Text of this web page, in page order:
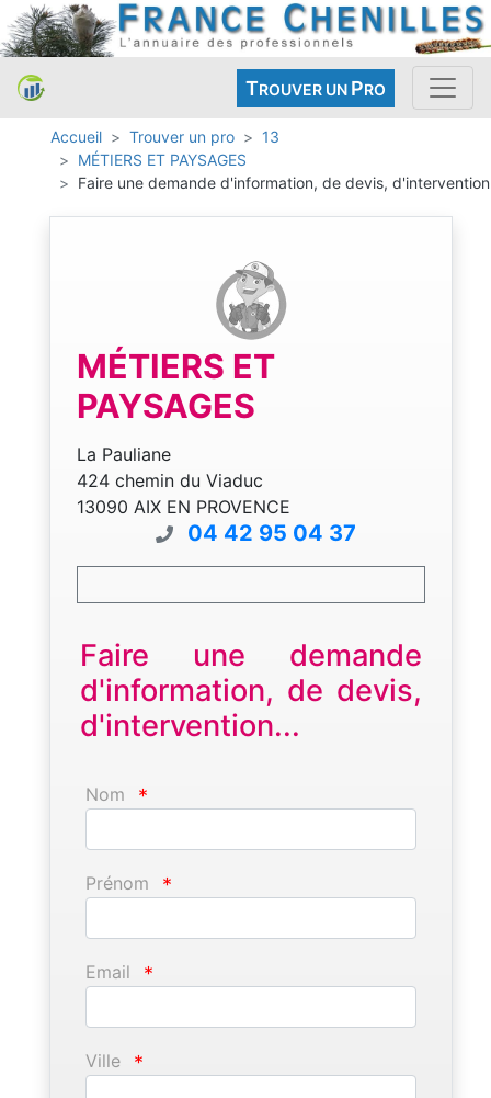
TROUVER UN PRO
Accueil Trouver un pro
13
MÉTIERS ET PAYSAGES
Faire une demande d'information, de devis, d'intervention
MÉTIERS ET
PAYSAGES
La Pauliane
424 chemin du Viaduc
13090 AIX EN PROVENCE
04 42 95 04 37
Faire une demande
d'information, de devis,
d'intervention...
Nom *
Prénom *
Email *
Ville *